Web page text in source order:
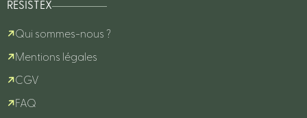
RESISTEX
Qui sommes-nous ?
Mentions légales
CGV
FAQ